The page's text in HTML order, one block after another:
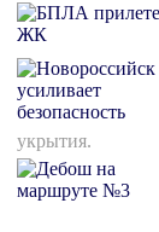
укрытия.